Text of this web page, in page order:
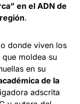
en el ADN de
.
donde viven los
moldea su
en su
de la
adscrita